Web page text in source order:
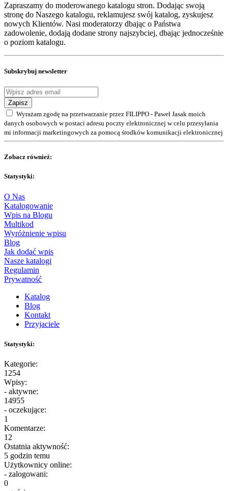
Zapraszamy do moderowanego katalogu stron. Dodając swoją
stronę do Naszego katalogu, reklamujesz swój katalog, zyskujesz
nowych Klientów. Nasi moderatorzy dbając o Państwa
zadowolenie, dodają dodane strony najszybciej, dbając jednocześnie
o poziom katalogu.
Subskrybuj newsletter
Zapisz
Wyrażam zgodę na przetwarzanie przez FILIPPO - Paweł Jasak moich
danych osobowych w postaci adresu poczty elektronicznej w celu przesyłania
mi informacji marketingowych za pomocą środków komunikacji elektronicznej
Zobacz również:
Statystyki:
O Nas
Katalogowanie
Wpis na Blogu
Multikod
Wyróżnienie wpisu
Blog
Jak dodać wpis
Nasze katalogi
Regulamin
Prywatność
Katalog
Blog
Kontakt
Przyjaciele
Statystyki:
Kategorie:
1254
Wpisy:
- aktywne:
14955
- oczekujące:
1
Komentarze:
12
Ostatnia aktywność:
5 godzin temu
Użytkownicy online:
- zalogowani:
0